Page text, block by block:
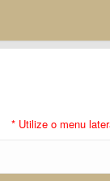
* Utilize o menu